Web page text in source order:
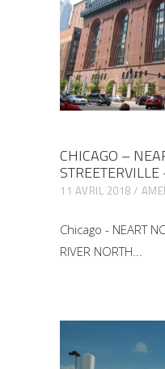
CHICAGO –
11 AVRIL 2018
Chicago - NEART
RIVER NORTH